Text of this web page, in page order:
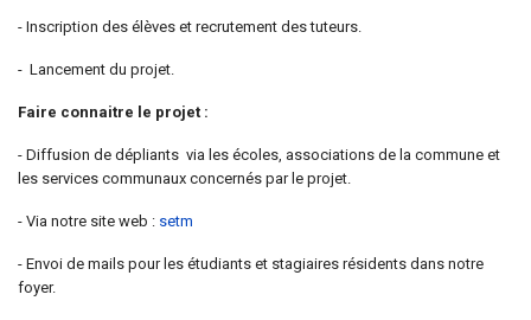
- Inscription des élèves et recrutement des tuteurs.
- Lancement du projet.
Faire connaitre le projet :
- Diffusion de dépliants via les écoles, associations de la commune et
les services communaux concernés par le projet.
- Via notre site web : setm
- Envoi de mails pour les étudiants et stagiaires résidents dans notre
foyer.